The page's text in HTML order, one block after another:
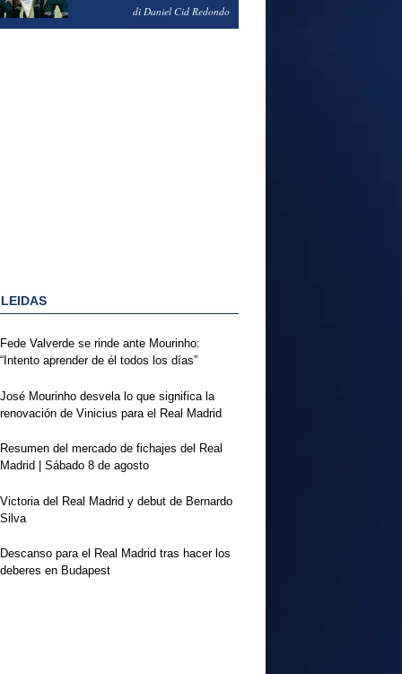
1-2 REAL MADRIDdi Daniel Cid Redondo
Fede Valverde se rinde ante Mourinho:
“Intento aprender de él todos los días”
José Mourinho desvela lo que significa la
renovación de Vinicius para el Real Madrid
Resumen del mercado de fichajes del Real
Madrid | Sábado 8 de agosto
Victoria del Real Madrid y debut de Bernardo
Silva
Descanso para el Real Madrid tras hacer los
deberes en Budapest